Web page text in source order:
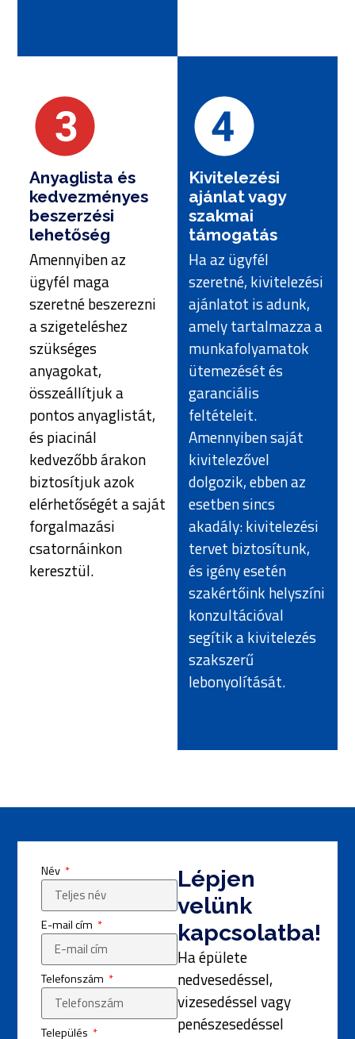
Anyaglista és
kedvezményes
beszerzési
lehetőség
Amennyiben az
ügyfél maga
szeretné beszerezni
a szigeteléshez
szükséges
anyagokat,
összeállítjuk a
pontos anyaglistát,
és piacinál
kedvezőbb árakon
biztosítjuk azok
elérhetőségét a saját
forgalmazási
csatornáinkon
keresztül.
Kivitelezési
ajánlat vagy
szakmai
támogatás
Ha az ügyfél
szeretné, kivitelezési
ajánlatot is adunk,
amely tartalmazza a
munkafolyamatok
ütemezését és
garanciális
feltételeit.
Amennyiben saját
kivitelezővel
dolgozik, ebben az
esetben sincs
akadály: kivitelezési
tervet biztosítunk,
és igény esetén
szakértőink helyszíni
konzultációval
segítik a kivitelezés
szakszerű
lebonyolítását.
Név
E-mail cím
Telefonszám
Település
Lépjen
velünk
kapcsolatba!
Ha épülete
nedvesedéssel,
vizesedéssel vagy
penészesedéssel